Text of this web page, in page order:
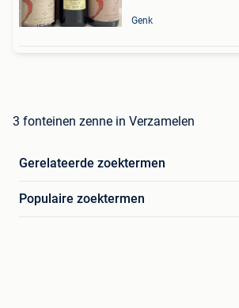
Genk
3 fonteinen zenne in Verzamelen
Gerelateerde zoektermen
Populaire zoektermen